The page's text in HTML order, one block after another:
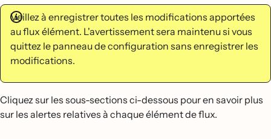
Veillez à enregistrer toutes les modifications apportées
au flux élément. L'avertissement sera maintenu si vous
quittez le panneau de configuration sans enregistrer les
modifications.
Cliquez sur les sous-sections ci-dessous pour en savoir plus
sur les alertes relatives à chaque élément de flux.